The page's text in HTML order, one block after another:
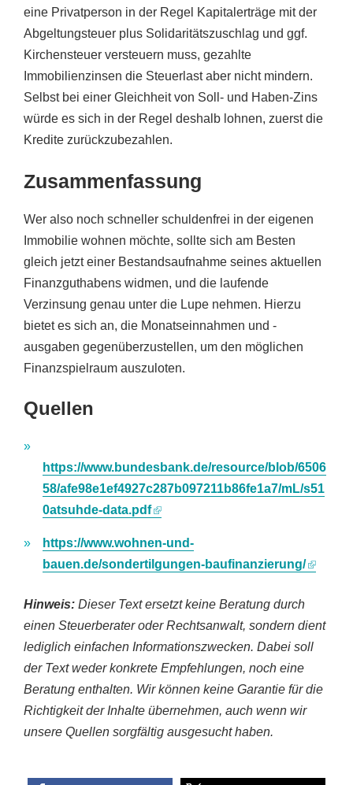
eine Privatperson in der Regel Kapitalerträge mit der
Abgeltungsteuer plus Solidaritätszuschlag und ggf.
Kirchensteuer versteuern muss, gezahlte
Immobilienzinsen die Steuerlast aber nicht mindern.
Selbst bei einer Gleichheit von Soll- und Haben-Zins
würde es sich in der Regel deshalb lohnen, zuerst die
Kredite zurückzubezahlen.
Zusammenfassung
Wer also noch schneller schuldenfrei in der eigenen
Immobilie wohnen möchte, sollte sich am Besten
gleich jetzt einer Bestandsaufnahme seines aktuellen
Finanzguthabens widmen, und die laufende
Verzinsung genau unter die Lupe nehmen. Hierzu
bietet es sich an, die Monatseinnahmen und -
ausgaben gegenüberzustellen, um den möglichen
Finanzspielraum auszuloten.
Quellen
https://www.bundesbank.de/resource/blob/6506
58/afe98e1ef4927c287b097211b86fe1a7/mL/s51
0atsuhde-data.pdf
https://www.wohnen-und-
bauen.de/sondertilgungen-baufinanzierung/
Hinweis: Dieser Text ersetzt keine Beratung durch
einen Steuerberater oder Rechtsanwalt, sondern dient
lediglich einfachen Informationszwecken. Dabei soll
der Text weder konkrete Empfehlungen, noch eine
Beratung enthalten. Wir können keine Garantie für die
Richtigkeit der Inhalte übernehmen, auch wenn wir
unsere Quellen sorgfältig ausgesucht haben.